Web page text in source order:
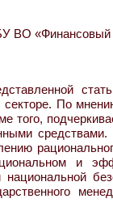
ВО «Финансовый
По
того,
и
национальной